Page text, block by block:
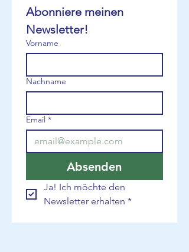
Abonniere meinen
Newsletter!
Vorname
Nachname
Email *
Absenden
Ja! Ich möchte den
Newsletter erhalten *